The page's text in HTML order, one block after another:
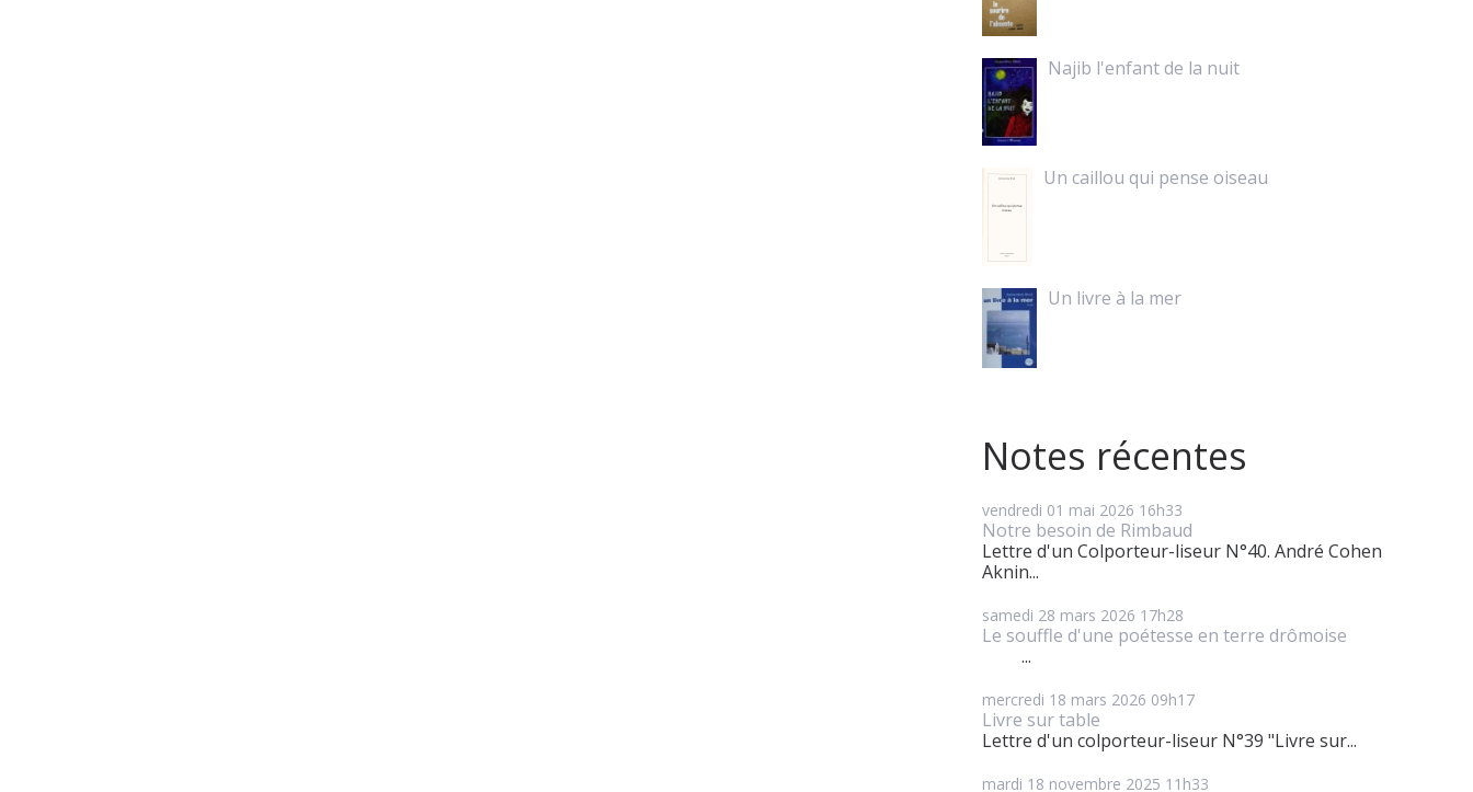
Najib l'enfant de la nuit
Un caillou qui pense oiseau
Un livre à la mer
Notes récentes
vendredi 01 mai 2026 16h33
Notre besoin de Rimbaud
Lettre d'un Colporteur-liseur N°40. André Cohen
Aknin...
samedi 28 mars 2026 17h28
Le souffle d'une poétesse en terre drômoise
...
mercredi 18 mars 2026 09h17
Livre sur table
Lettre d'un colporteur-liseur N°39 "Livre sur...
mardi 18 novembre 2025 11h33